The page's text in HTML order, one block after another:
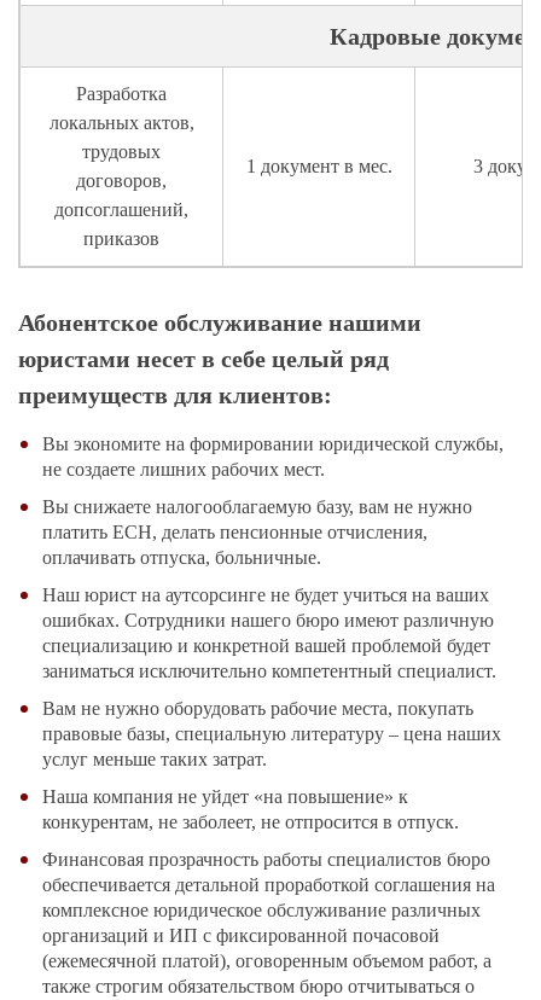
Кадровые
Разработка
локальных актов,
трудовых
договоров,
допсоглашений,
приказов
1 документ в мес. 3
Абонентское обслуживание нашими
юристами несет в себе целый ряд
преимуществ для клиентов:
Вы экономите на формировании юридической службы,
не создаете лишних рабочих мест.
Вы снижаете налогооблагаемую базу, вам не нужно
платить ЕСН, делать пенсионные отчисления,
оплачивать отпуска, больничные.
Наш юрист на аутсорсинге не будет учиться на ваших
ошибках. Сотрудники нашего бюро имеют различную
специализацию и конкретной вашей проблемой будет
заниматься исключительно компетентный специалист.
Вам не нужно оборудовать рабочие места, покупать
правовые базы, специальную литературу – цена наших
услуг меньше таких затрат.
Наша компания не уйдет «на повышение» к
конкурентам, не заболеет, не отпросится в отпуск.
Финансовая прозрачность работы специалистов бюро
обеспечивается детальной проработкой соглашения на
комплексное юридическое обслуживание различных
организаций и ИП с фиксированной почасовой
(ежемесячной платой), оговоренным объемом работ, а
также строгим обязательством бюро отчитываться о